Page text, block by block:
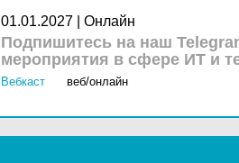
01.01.2027 | Онлайн
Подпишитесь на наш
мероприятия в сфере ИТ и
Вебкаст веб/онлайн